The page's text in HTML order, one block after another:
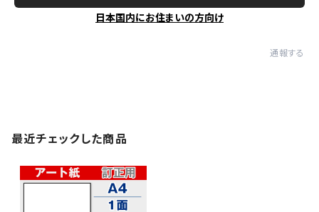
日本国内にお住まいの方向け
通報する
最近チェックした商品